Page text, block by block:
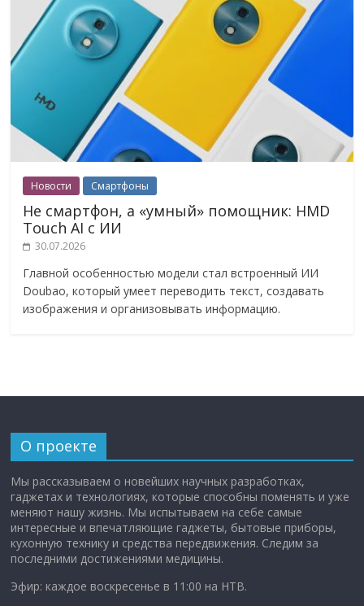
Новости Смартфоны
Не смартфон, а «умный» помощник: HMD
Touch AI с ИИ
30.07.2026
Главной особенностью модели стал встроенный ИИ
Doubao, который умеет переводить текст, создавать
изображения и организовывать информацию.
О проекте
Мы рассказываем о новейших научных разработках,
гаджетах и технологиях, которые способны поменять и уже
меняют нашу жизнь. Мы испытываем на себе самые
интересные и впечатляющие гаджеты, бытовые приборы,
кухонную технику и средства передвижения. Следим за
последними достижениями медицины.
Эфир: каждое воскресенье в 11:00 на НТВ.